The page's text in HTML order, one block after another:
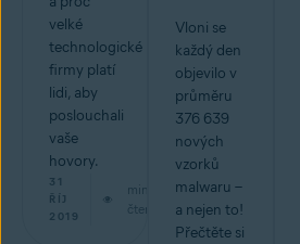
velké
technologické
firmy platí
lidi, aby
poslouchali
vaše
hovory.
31
ŘÍJ
2019
min
čtení
Vloni se
každý den
objevilo v
průměru
376 639
nových
vzorků
malwaru –
a nejen to!
Přečtěte si